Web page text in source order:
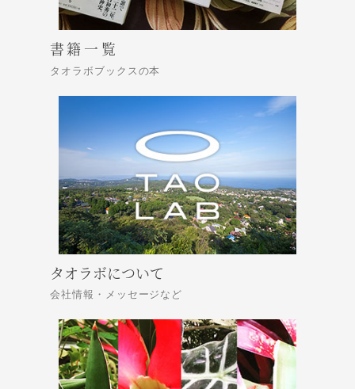
書籍一覧
タオラボブックスの本
タオラボについて
会社情報・メッセージなど